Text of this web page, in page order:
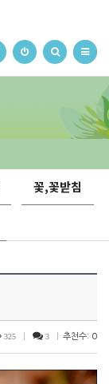
꽃,꽃받침
325 3 추천수: 0